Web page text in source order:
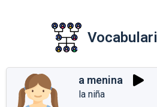
a menina
la niña